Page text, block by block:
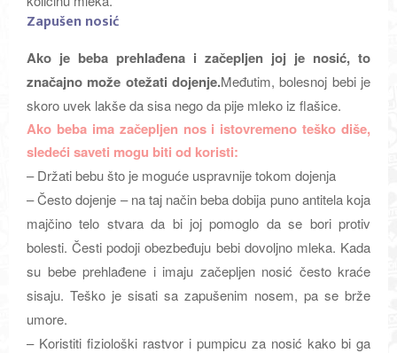
Zapušen nosić
Ako je beba prehlađena i začepljen joj je nosić, to
značajno može otežati dojenje.Međutim, bolesnoj bebi je
skoro uvek lakše da sisa nego da pije mleko iz flašice.
Ako beba ima začepljen nos i istovremeno teško diše,
sledeći saveti mogu biti od koristi:
– Držati bebu što je moguće uspravnije tokom dojenja
– Često dojenje – na taj način beba dobija puno antitela koja
majčino telo stvara da bi joj pomoglo da se bori protiv
bolesti. Česti podoji obezbeđuju bebi dovoljno mleka. Kada
su bebe prehlađene i imaju začepljen nosić često kraće
sisaju. Teško je sisati sa zapušenim nosem, pa se brže
umore.
– Koristiti fiziološki rastvor i pumpicu za nosić kako bi ga